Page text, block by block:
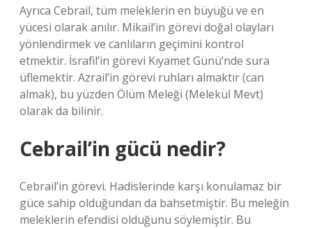
Ayrıca Cebrail, tüm meleklerin en büyüğü ve en
yücesi olarak anılır. Mikail’in görevi doğal olayları
yönlendirmek ve canlıların geçimini kontrol
etmektir. İsrafil’in görevi Kıyamet Günü’nde sura
üflemektir. Azrail’in görevi ruhları almaktır (can
almak), bu yüzden Ölüm Meleği (Melekül Mevt)
olarak da bilinir.
Cebrail’in gücü nedir?
Cebrail’in görevi. Hadislerinde karşı konulamaz bir
güce sahip olduğundan da bahsetmiştir. Bu meleğin
meleklerin efendisi olduğunu söylemiştir. Bu